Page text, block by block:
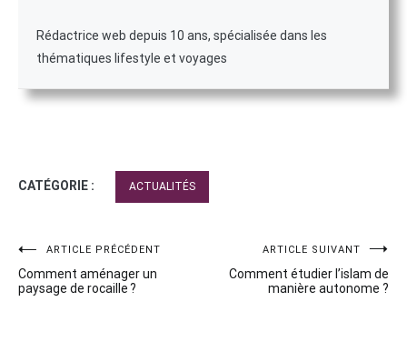
Rédactrice web depuis 10 ans, spécialisée dans les
thématiques lifestyle et voyages
CATÉGORIE : ACTUALITÉS
Navigation
de
ARTICLE PRÉCÉDENT
Comment aménager un
paysage de rocaille ?
ARTICLE SUIVANT
Comment étudier l’islam de
manière autonome ?